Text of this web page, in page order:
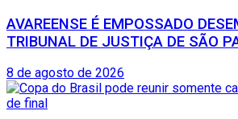
AVAREENSE É EMPOSSADO
TRIBUNAL DE JUSTIÇA DE SÃO
8 de agosto de 2026